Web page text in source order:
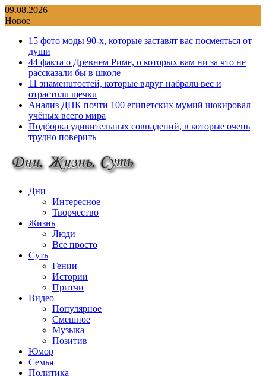
Перейти
к
09.08.2026
Новое
15 фото моды 90-х, которые заставят вас посмеяться от
души
44 факта о Древнем Риме, о которых вам ни за что не
рассказали бы в школе
11 знаменuтостей, которые вдруг набралu вес и
отрастuлu щечкu
Анализ ДНК почти 100 египетских мумий шокировал
учёных всего мира
Подборка удивительных совпадений, в которые очень
трудно поверить
Дни
Интересное
Творчество
Жизнь
Люди
Все просто
Суть
Гении
Истории
Притчи
Видео
Популярное
Смешное
Музыка
Позитив
Юмор
Семья
Политика